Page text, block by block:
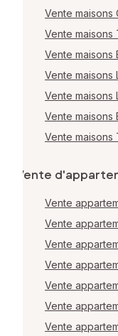
Vente maisons
Vente maisons
Vente maisons
Vente maisons
Vente maisons
Vente maisons
Vente maisons
Vente
Vente
Vente
Vente
Vente
Vente
Vente
Vente